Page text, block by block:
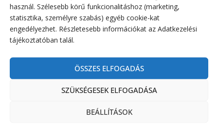
használ. Szélesebb körű funkcionalitáshoz (marketing,
statisztika, személyre szabás) egyéb cookie-kat
engedélyezhet. Részletesebb információkat az Adatkezelési
tájékoztatóban talál.
ÖSSZES ELFOGADÁS
SZÜKSÉGESEK ELFOGADÁSA
BEÁLLÍTÁSOK